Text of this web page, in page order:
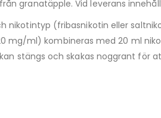
granatäpple. Vid leverans
nikotintyp (fribasnikotin eller
mg/ml) kombineras med 20 ml
stängs och skakas noggrant för